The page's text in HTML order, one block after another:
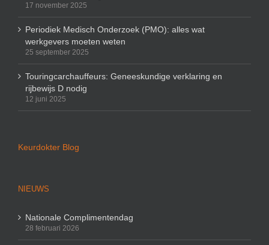
17 november 2025
Periodiek Medisch Onderzoek (PMO): alles wat
werkgevers moeten weten
25 september 2025
Touringcarchauffeurs: Geneeskundige verklaring en
rijbewijs D nodig
12 juni 2025
Keurdokter Blog
NIEUWS
Nationale Complimentendag
28 februari 2026